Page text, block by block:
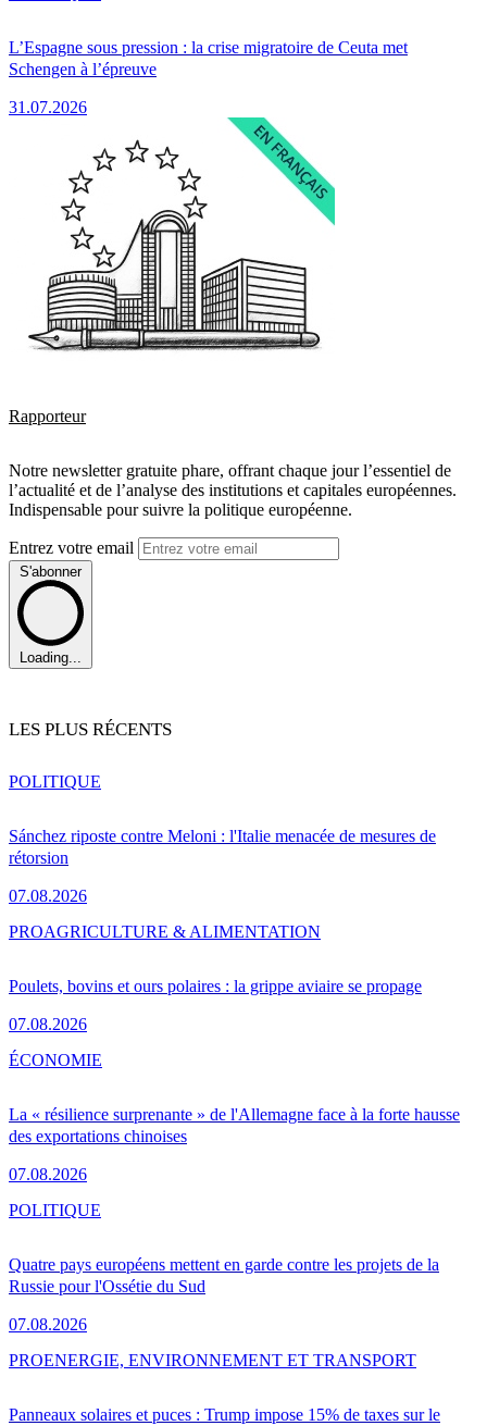
L’Espagne sous pression : la crise migratoire de Ceuta met
Schengen à l’épreuve
31.07.2026
Rapporteur
Notre newsletter gratuite phare, offrant chaque jour l’essentiel de
l’actualité et de l’analyse des institutions et capitales européennes.
Indispensable pour suivre la politique européenne.
Entrez votre email
S'abonner
Loading...
LES PLUS RÉCENTS
Sánchez riposte contre Meloni : l'Italie menacée de mesures de
rétorsion
07.08.2026
POLITIQUE
Poulets, bovins et ours polaires : la grippe aviaire se propage
07.08.2026
PROAGRICULTURE & ALIMENTATION
La « résilience surprenante » de l'Allemagne face à la forte hausse
des exportations chinoises
07.08.2026
ÉCONOMIE
Quatre pays européens mettent en garde contre les projets de la
Russie pour l'Ossétie du Sud
07.08.2026
POLITIQUE
Panneaux solaires et puces : Trump impose 15% de taxes sur le
PROENERGIE, ENVIRONNEMENT ET TRANSPORT